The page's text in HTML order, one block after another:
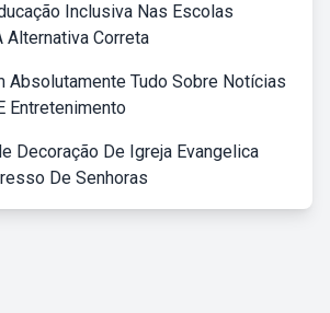
Inclusiva Nas Escolas
Alternativa Correta
Absolutamente Tudo Sobre Notícias
Entretenimento
Decoração De Igreja Evangelica
De Senhoras